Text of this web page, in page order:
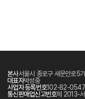
본사서울시 종로구 새문안로5
대표자박성중
사업자 등록번호102-82-
통신판매업신고번호제 2013-